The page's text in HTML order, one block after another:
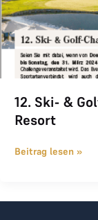
12. Ski- &
Resort
Beitrag lesen »